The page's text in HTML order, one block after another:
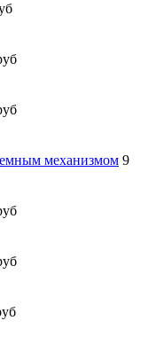
механизмом 9